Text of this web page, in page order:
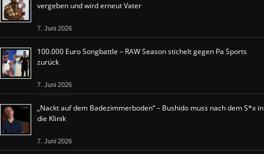
vergeben und wird erneut Vater
7. Juni 2026
100.000 Euro Songbattle – RAW Season stichelt gegen Pa Sports
zurück
7. Juni 2026
„Nackt auf dem Badezimmerboden“ – Bushido muss nach dem S*x in
die Klinik
7. Juni 2026